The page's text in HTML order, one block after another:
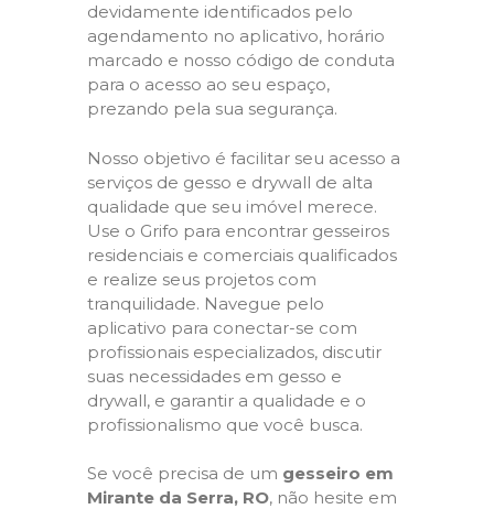
devidamente identificados pelo
agendamento no aplicativo, horário
marcado e nosso código de conduta
para o acesso ao seu espaço,
prezando pela sua segurança.
Nosso objetivo é facilitar seu acesso a
serviços de gesso e drywall de alta
qualidade que seu imóvel merece.
Use o Grifo para encontrar gesseiros
residenciais e comerciais qualificados
e realize seus projetos com
tranquilidade. Navegue pelo
aplicativo para conectar-se com
profissionais especializados, discutir
suas necessidades em gesso e
drywall, e garantir a qualidade e o
profissionalismo que você busca.
Se você precisa de um gesseiro em
Mirante da Serra, RO, não hesite em